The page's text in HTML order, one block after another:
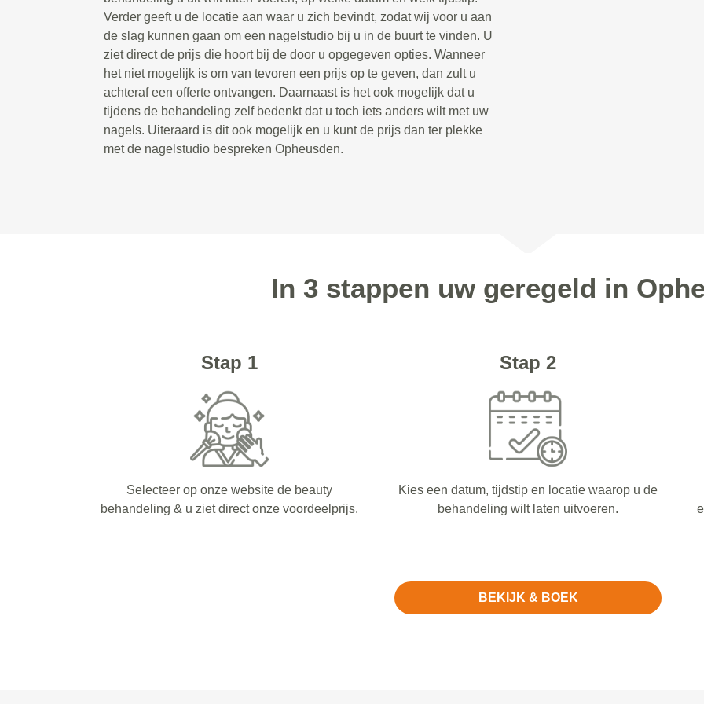
Verder geeft u de locatie aan waar u zich bevindt, zodat wij voor u aan
de slag kunnen gaan om een nagelstudio bij u in de buurt te vinden. U
ziet direct de prijs die hoort bij de door u opgegeven opties. Wanneer
het niet mogelijk is om van tevoren een prijs op te geven, dan zult u
achteraf een offerte ontvangen. Daarnaast is het ook mogelijk dat u
tijdens de behandeling zelf bedenkt dat u toch iets anders wilt met uw
nagels. Uiteraard is dit ook mogelijk en u kunt de prijs dan ter plekke
met de nagelstudio bespreken Opheusden.
In 3 stappen uw geregeld in
Stap 1
Selecteer op onze website de beauty
behandeling & u ziet direct onze voordeelprijs.
Stap 2
Kies een datum, tijdstip en locatie waarop u de
behandeling wilt laten uitvoeren.
BEKIJK & BOEK